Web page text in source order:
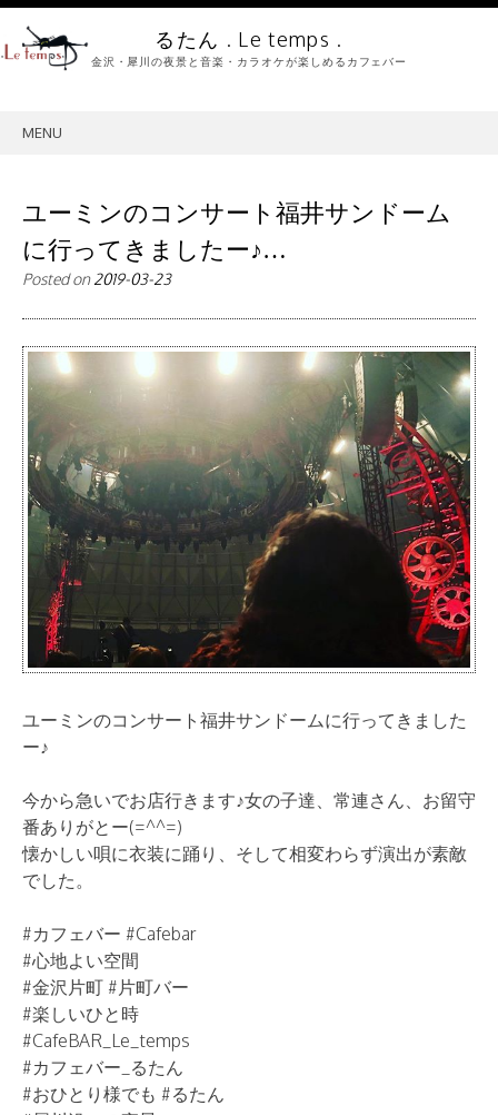
るたん . Le temps .
金沢・犀川の夜景と音楽・カラオケが楽しめるカフェバー
MENU
ユーミンのコンサート福井サンドーム
に行ってきましたー♪…
Posted on2019-03-23
ユーミンのコンサート福井サンドームに行ってきました
ー♪
今から急いでお店行きます♪女の子達、常連さん、お留守
番ありがとー(=^^=)
懐かしい唄に衣装に踊り、そして相変わらず演出が素敵
でした。
#カフェバー #Cafebar
#心地よい空間
#金沢片町 #片町バー
#楽しいひと時
#CafeBAR_Le_temps
#カフェバー_るたん
#おひとり様でも #るたん